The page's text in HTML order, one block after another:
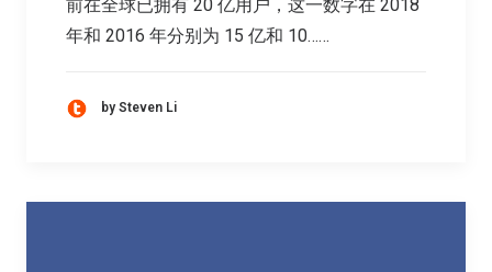
前在全球已拥有 20 亿用户，这一数字在 2018
年和 2016 年分别为 15 亿和 10……
by Steven Li